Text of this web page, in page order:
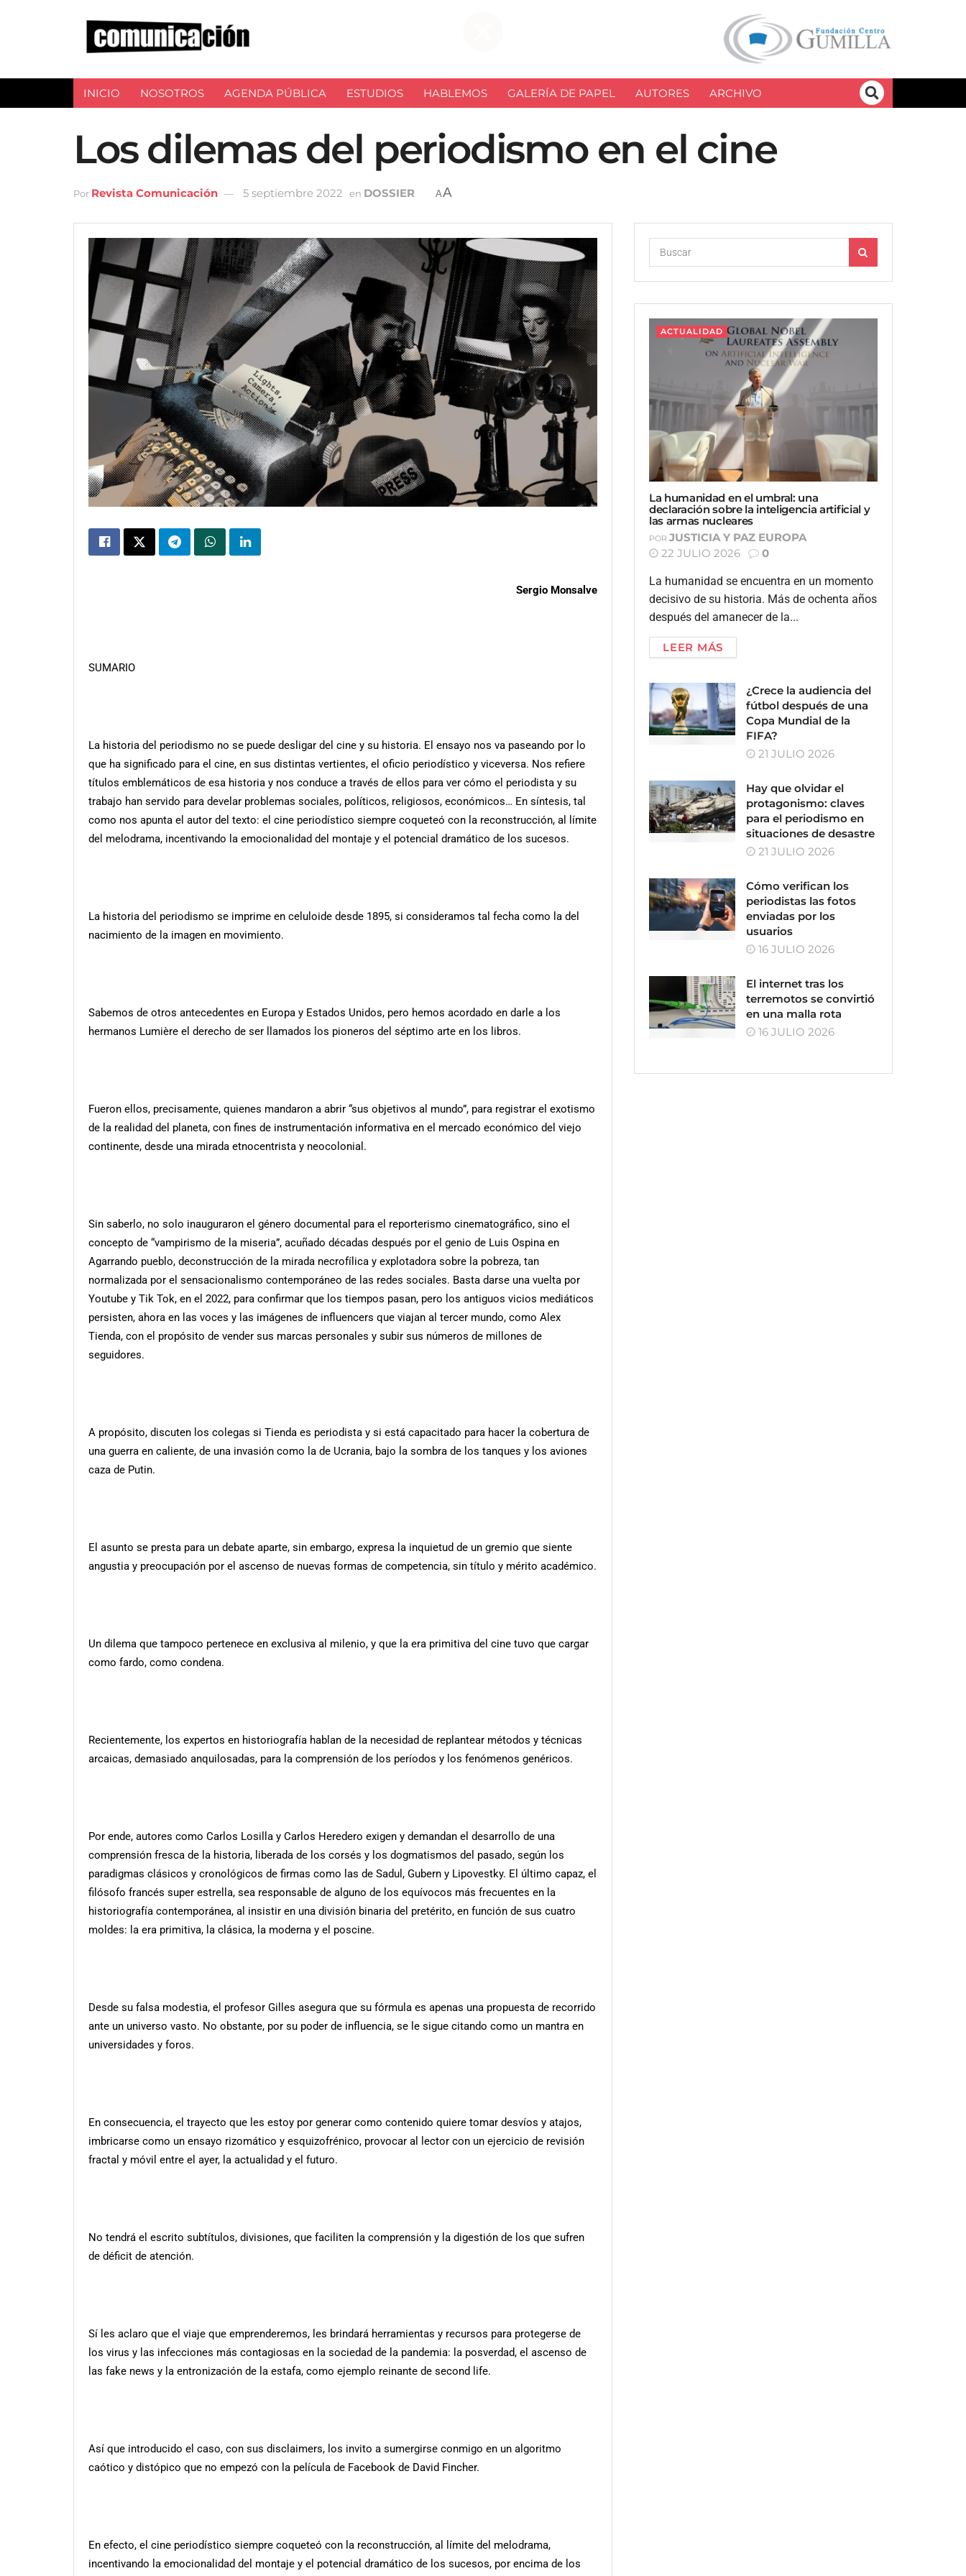
INICIO NOSOTROS AGENDA PÚBLICA ESTUDIOS HABLEMOS GALERÍA DE PAPEL AUTORES ARCHIVO
Los dilemas del periodismo en el cine
Por Revista Comunicación 5 septiembre 2022 en DOSSIER AA
Sergio Monsalve
SUMARIO
La historia del periodismo no se puede desligar del cine y su historia. El ensayo nos va paseando por lo
que ha significado para el cine, en sus distintas vertientes, el oficio periodístico y viceversa. Nos refiere
títulos emblemáticos de esa historia y nos conduce a través de ellos para ver cómo el periodista y su
trabajo han servido para develar problemas sociales, políticos, religiosos, económicos… En síntesis, tal
como nos apunta el autor del texto: el cine periodístico siempre coqueteó con la reconstrucción, al límite
del melodrama, incentivando la emocionalidad del montaje y el potencial dramático de los sucesos.
La historia del periodismo se imprime en celuloide desde 1895, si consideramos tal fecha como la del
nacimiento de la imagen en movimiento.
Sabemos de otros antecedentes en Europa y Estados Unidos, pero hemos acordado en darle a los
hermanos Lumière el derecho de ser llamados los pioneros del séptimo arte en los libros.
Fueron ellos, precisamente, quienes mandaron a abrir “sus objetivos al mundo”, para registrar el exotismo
de la realidad del planeta, con fines de instrumentación informativa en el mercado económico del viejo
continente, desde una mirada etnocentrista y neocolonial.
Sin saberlo, no solo inauguraron el género documental para el reporterismo cinematográfico, sino el
concepto de “vampirismo de la miseria”, acuñado décadas después por el genio de Luis Ospina en
Agarrando pueblo, deconstrucción de la mirada necrofílica y explotadora sobre la pobreza, tan
normalizada por el sensacionalismo contemporáneo de las redes sociales. Basta darse una vuelta por
Youtube y Tik Tok, en el 2022, para confirmar que los tiempos pasan, pero los antiguos vicios mediáticos
persisten, ahora en las voces y las imágenes de influencers que viajan al tercer mundo, como Alex
Tienda, con el propósito de vender sus marcas personales y subir sus números de millones de
seguidores.
A propósito, discuten los colegas si Tienda es periodista y si está capacitado para hacer la cobertura de
una guerra en caliente, de una invasión como la de Ucrania, bajo la sombra de los tanques y los aviones
caza de Putin.
El asunto se presta para un debate aparte, sin embargo, expresa la inquietud de un gremio que siente
angustia y preocupación por el ascenso de nuevas formas de competencia, sin título y mérito académico.
Un dilema que tampoco pertenece en exclusiva al milenio, y que la era primitiva del cine tuvo que cargar
como fardo, como condena.
Recientemente, los expertos en historiografía hablan de la necesidad de replantear métodos y técnicas
arcaicas, demasiado anquilosadas, para la comprensión de los períodos y los fenómenos genéricos.
Por ende, autores como Carlos Losilla y Carlos Heredero exigen y demandan el desarrollo de una
comprensión fresca de la historia, liberada de los corsés y los dogmatismos del pasado, según los
paradigmas clásicos y cronológicos de firmas como las de Sadul, Gubern y Lipovestky. El último capaz, el
filósofo francés super estrella, sea responsable de alguno de los equívocos más frecuentes en la
historiografía contemporánea, al insistir en una división binaria del pretérito, en función de sus cuatro
moldes: la era primitiva, la clásica, la moderna y el poscine.
Desde su falsa modestia, el profesor Gilles asegura que su fórmula es apenas una propuesta de recorrido
ante un universo vasto. No obstante, por su poder de influencia, se le sigue citando como un mantra en
universidades y foros.
En consecuencia, el trayecto que les estoy por generar como contenido quiere tomar desvíos y atajos,
imbricarse como un ensayo rizomático y esquizofrénico, provocar al lector con un ejercicio de revisión
fractal y móvil entre el ayer, la actualidad y el futuro.
No tendrá el escrito subtítulos, divisiones, que faciliten la comprensión y la digestión de los que sufren
de déficit de atención.
Sí les aclaro que el viaje que emprenderemos, les brindará herramientas y recursos para protegerse de
los virus y las infecciones más contagiosas en la sociedad de la pandemia: la posverdad, el ascenso de
las fake news y la entronización de la estafa, como ejemplo reinante de second life.
Así que introducido el caso, con sus disclaimers, los invito a sumergirse conmigo en un algoritmo
caótico y distópico que no empezó con la película de Facebook de David Fincher.
En efecto, el cine periodístico siempre coqueteó con la reconstrucción, al límite del melodrama,
incentivando la emocionalidad del montaje y el potencial dramático de los sucesos, por encima de los
ACTUALIDAD
La humanidad en el umbral: una
declaración sobre la inteligencia artificial y
las armas nucleares
POR JUSTICIA Y PAZ EUROPA
22 JULIO 2026
0
La humanidad se encuentra en un momento
decisivo de su historia. Más de ochenta años
después del amanecer de la...
LEER MÁS
¿Crece la audiencia del
fútbol después de una
Copa Mundial de la
FIFA?
21 JULIO 2026
Hay que olvidar el
protagonismo: claves
para el periodismo en
situaciones de desastre
21 JULIO 2026
Cómo verifican los
periodistas las fotos
enviadas por los
usuarios
16 JULIO 2026
El internet tras los
terremotos se convirtió
en una malla rota
16 JULIO 2026